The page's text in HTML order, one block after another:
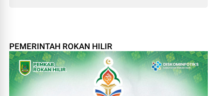
PEMERINTAH ROKAN HILIR